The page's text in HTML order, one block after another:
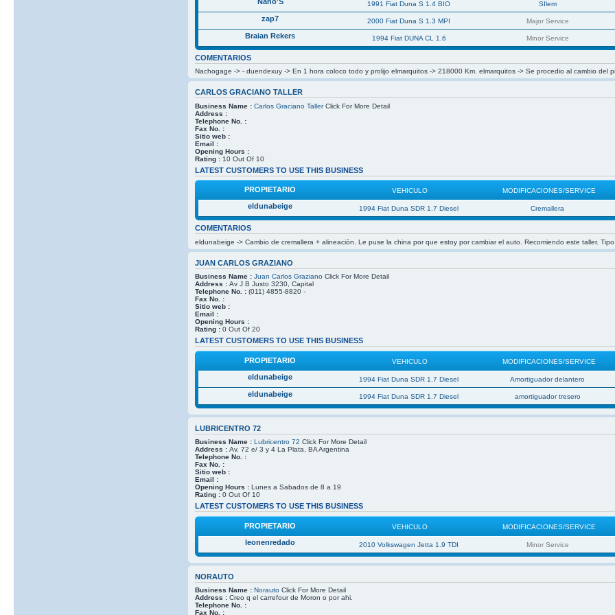
1991 Fiat Duna S 1.4 BIO SIlem
zap7 2000 Fiat Duna S 1.3 MPI Major Service
Braian Rekers 1994 Fiat DUNA CL 1.6 Minor Service
COMENTARIOS
Nachogage -> - duendexuy -> En 1 hora coloco todo y prolijo elmarquitos -> 218000 Km. elmarquitos -> Se procedio al cambio del
CARLOS GRACIANO TALLER
Business Name : Carlos Graciano TallerClick For More Detail
Address :
Telephone No. :
Fax No. :
Sitio web :
Email :
Opening Hours :
Rating : 10 Out Of 10
LATEST CUSTOMERS TO USE THIS BUSINESS
PROPIETARIO VEHICULO MODIFICACIONES/SERVICE
eldunabeige 1994 Fiat Duna SDR 1.7 Diesel Cremallera
COMENTARIOS
eldunabeige -> Cambio de cremallera + alineación. Le puse la china por que estoy por cambiar el auto. Recomiendo este taller.
JUAN CARLOS GRAZIANO
Business Name : Juan Carlos GrazianoClick For More Detail
Address : Av J B Justo 3230, Capital
Telephone No. : (011) 4855-8820 -
Fax No. :
Sitio web :
Email :
Opening Hours :
Rating : 0 Out Of 20
LATEST CUSTOMERS TO USE THIS BUSINESS
PROPIETARIO VEHICULO MODIFICACIONES/SERVICE
eldunabeige 1994 Fiat Duna SDR 1.7 Diesel Amortiguador delantero
eldunabeige 1994 Fiat Duna SDR 1.7 Diesel amortiguador tresero
LUBRICENTRO 72
Business Name : Lubricentro 72 Click For More Detail
Address : Av. 72 e/ 3 y 4 La Plata, BA Argentina
Telephone No. :
Fax No. :
Sitio web :
Email :
Opening Hours : Lunes a Sabados de 8 a 19
Rating : 0 Out Of 10
LATEST CUSTOMERS TO USE THIS BUSINESS
PROPIETARIO VEHICULO MODIFICACIONES/SERVICE
leonenredado 2010 Volkswagen Jetta 1.9 TDI Minor Service
NORAUTO
Business Name : NorautoClick For More Detail
Address : Creo q el carrefour de Moron o por ahi.
Telephone No. :
Fax No. :